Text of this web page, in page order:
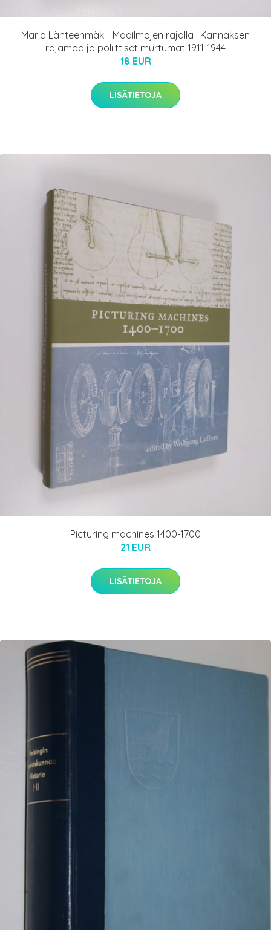
Maria Lähteenmäki : Maailmojen rajalla : Kannaksen
rajamaa ja poliittiset murtumat 1911-1944
18 EUR
LISÄTIETOJA
Picturing machines 1400-1700
21 EUR
LISÄTIETOJA